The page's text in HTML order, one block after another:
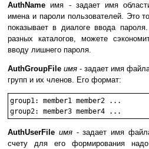
AuthName имя - задает имя
имена и пароли пользователей. Это
показывает в диалоге ввода
разных каталогов, можете
вводу лишнего пароля.
AuthGroupFile имя - задает имя
групп и их членов. Его формат:
group1: member1 member2 ...
AuthUserFile имя- задает имя
счету для его формирования надо